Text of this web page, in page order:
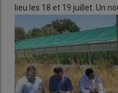
lieu les 18 et 19 juillet. Un